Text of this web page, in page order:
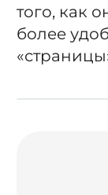
того, как
более